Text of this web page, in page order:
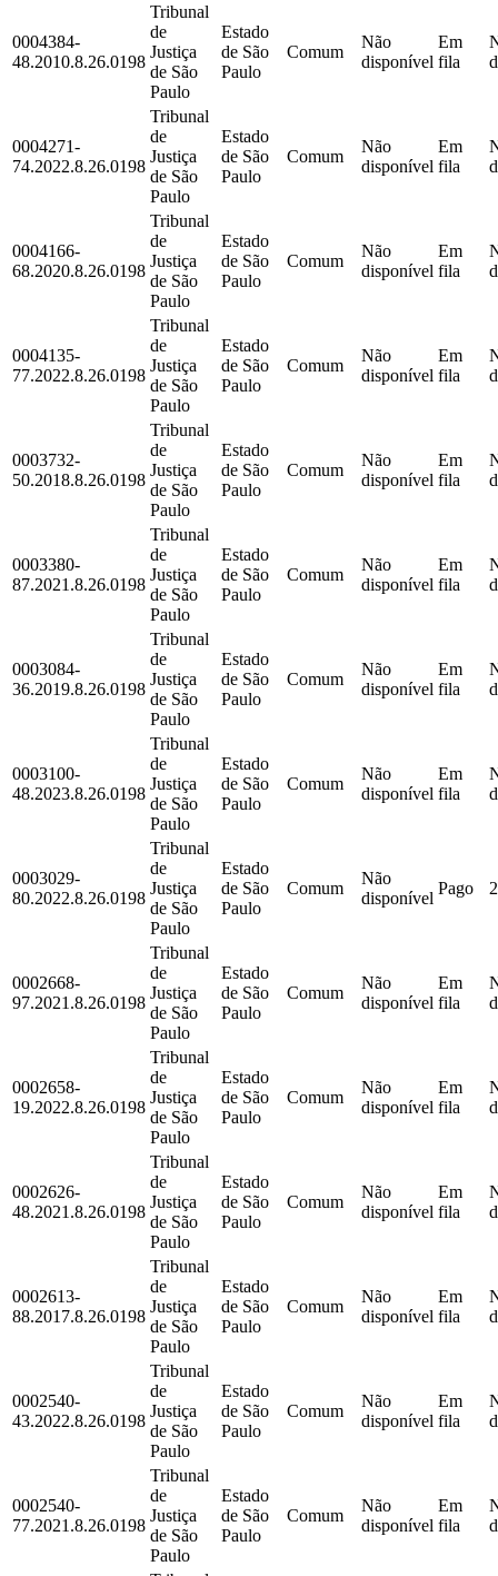
0004384-
48.2010.8.26.0198
Tribunal
de
Justiça
de São
Paulo
Estado
de São
Paulo
Comum
Não
disponível
Em
fila
0004271-
74.2022.8.26.0198
Tribunal
de
Justiça
de São
Paulo
Estado
de São
Paulo
Comum
Não
disponível
Em
fila
0004166-
68.2020.8.26.0198
Tribunal
de
Justiça
de São
Paulo
Estado
de São
Paulo
Comum
Não
disponível
Em
fila
0004135-
77.2022.8.26.0198
Tribunal
de
Justiça
de São
Paulo
Estado
de São
Paulo
Comum
Não
disponível
Em
fila
0003732-
50.2018.8.26.0198
Tribunal
de
Justiça
de São
Paulo
Estado
de São
Paulo
Comum
Não
disponível
Em
fila
0003380-
87.2021.8.26.0198
Tribunal
de
Justiça
de São
Paulo
Estado
de São
Paulo
Comum
Não
disponível
Em
fila
0003084-
36.2019.8.26.0198
Tribunal
de
Justiça
de São
Paulo
Estado
de São
Paulo
Comum
Não
disponível
Em
fila
0003100-
48.2023.8.26.0198
Tribunal
de
Justiça
de São
Paulo
Estado
de São
Paulo
Comum
Não
disponível
Em
fila
0003029-
80.2022.8.26.0198
Tribunal
de
Justiça
de São
Paulo
Estado
de São
Paulo
Comum
Não
disponível
Pago
0002668-
97.2021.8.26.0198
Tribunal
de
Justiça
de São
Paulo
Estado
de São
Paulo
Comum
Não
disponível
Em
fila
0002658-
19.2022.8.26.0198
Tribunal
de
Justiça
de São
Paulo
Estado
de São
Paulo
Comum
Não
disponível
Em
fila
0002626-
48.2021.8.26.0198
Tribunal
de
Justiça
de São
Paulo
Estado
de São
Paulo
Comum
Não
disponível
Em
fila
0002613-
88.2017.8.26.0198
Tribunal
de
Justiça
de São
Paulo
Estado
de São
Paulo
Comum
Não
disponível
Em
fila
0002540-
43.2022.8.26.0198
Tribunal
de
Justiça
de São
Paulo
Estado
de São
Paulo
Comum
Não
disponível
Em
fila
0002540-
77.2021.8.26.0198
Tribunal
de
Justiça
de São
Paulo
Estado
de São
Paulo
Comum
Não
disponível
Em
fila